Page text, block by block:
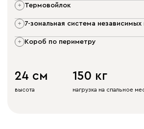
термовойлок
7-зональная система
короб по периметру
24 см
высота
150 кг
нагрузка на спальное